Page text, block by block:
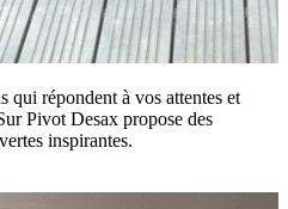
qui répondent à vos attentes et
Pivot Desax propose des
inspirantes.